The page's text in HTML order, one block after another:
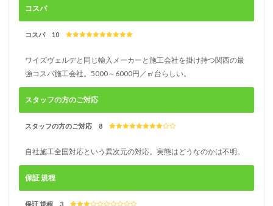
コスパ
コスパ 10
ワイズヴェルデと同じ輸入メーカーと施工会社を掛け持つ関西の最
強コスパ施工会社。5000～6000円／㎡台らしい。
スタッフの方のご対応
スタッフの方のご対応 8
自社施工全国対応という異次元の対応。実態はどうなのかは不明。
保証 規程
保証 規程 3